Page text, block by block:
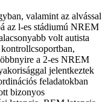
valamint az alvással
az l-es stádiumú NREM
volt autista
a 2-es NREM
jelentkeztek
feladatokban
bizonyos